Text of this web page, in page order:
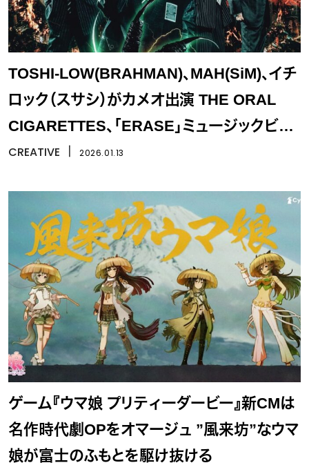
TOSHI-LOW(BRAHMAN)、MAH(SiM)、イチ
ロック（スサシ）がカメオ出演 THE ORAL
CIGARETTES、「ERASE」ミュージックビデ
オを公開
CREATIVE 2026.01.13
ゲーム『ウマ娘 プリティーダービー』新CMは
名作時代劇OPをオマージュ ”風来坊”なウマ
娘が富士のふもとを駆け抜ける